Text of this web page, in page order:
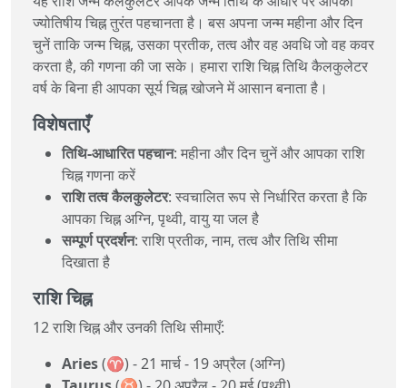
ज्योतिषीय चिह्न तुरंत पहचानता है। बस अपना जन्म महीना और दिन
चुनें ताकि जन्म चिह्न, उसका प्रतीक, तत्व और वह अवधि जो वह कवर
करता है, की गणना की जा सके। हमारा राशि चिह्न तिथि कैलकुलेटर
वर्ष के बिना ही आपका सूर्य चिह्न खोजने में आसान बनाता है।
विशेषताएँ
तिथि‑आधारित पहचान: महीना और दिन चुनें और आपका राशि
चिह्न गणना करें
राशि तत्व कैलकुलेटर: स्वचालित रूप से निर्धारित करता है कि
आपका चिह्न अग्नि, पृथ्वी, वायु या जल है
सम्पूर्ण प्रदर्शन: राशि प्रतीक, नाम, तत्व और तिथि सीमा
दिखाता है
राशि चिह्न
12 राशि चिह्न और उनकी तिथि सीमाएँ:
Aries(♈) - 21 मार्च - 19 अप्रैल (अग्नि)